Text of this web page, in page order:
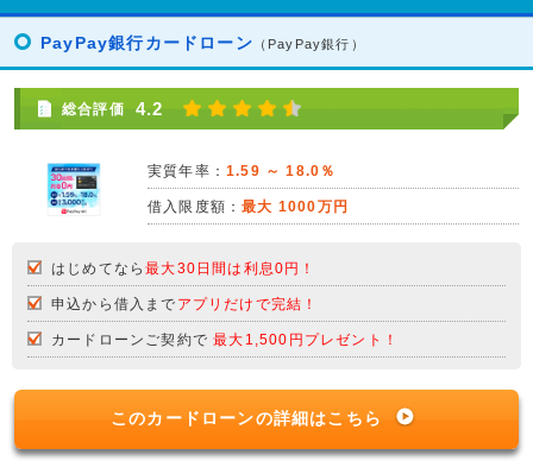
PayPay銀行カードローン （PayPay銀行）
総合評価 4.2
実質年率： 1.59 ～ 18.0％
借入限度額：最大 1000万円
はじめてなら最大30日間は利息0円！
申込から借入まで アプリだけで完結！
カードローンご契約で最大1,500円プレゼント！
このカードローンの詳細はこちら